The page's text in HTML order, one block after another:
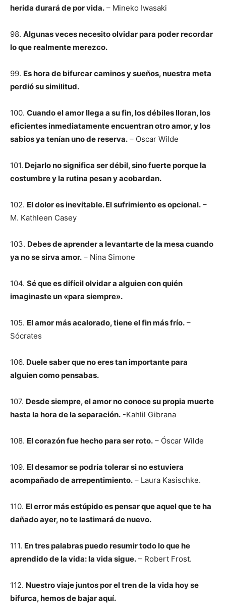
herida durará de por vida. – Mineko Iwasaki
98. Algunas veces necesito olvidar para poder recordar
lo que realmente merezco.
99. Es hora de bifurcar caminos y sueños, nuestra meta
perdió su similitud.
100. Cuando el amor llega a su fin, los débiles lloran, los
eficientes inmediatamente encuentran otro amor, y los
sabios ya tenían uno de reserva. – Oscar Wilde
101. Dejarlo no significa ser débil, sino fuerte porque la
costumbre y la rutina pesan y acobardan.
102. El dolor es inevitable. El sufrimiento es opcional. –
M. Kathleen Casey
103. Debes de aprender a levantarte de la mesa cuando
ya no se sirva amor. – Nina Simone
104. Sé que es difícil olvidar a alguien con quién
imaginaste un «para siempre».
105. El amor más acalorado, tiene el fin más frío. –
Sócrates
106. Duele saber que no eres tan importante para
alguien como pensabas.
107. Desde siempre, el amor no conoce su propia muerte
hasta la hora de la separación. -Kahlil Gibrana
108. El corazón fue hecho para ser roto. – Óscar Wilde
109. El desamor se podría tolerar si no estuviera
acompañado de arrepentimiento. – Laura Kasischke.
110. El error más estúpido es pensar que aquel que te ha
dañado ayer, no te lastimará de nuevo.
111. En tres palabras puedo resumir todo lo que he
aprendido de la vida: la vida sigue. – Robert Frost.
112. Nuestro viaje juntos por el tren de la vida hoy se
bifurca, hemos de bajar aquí.